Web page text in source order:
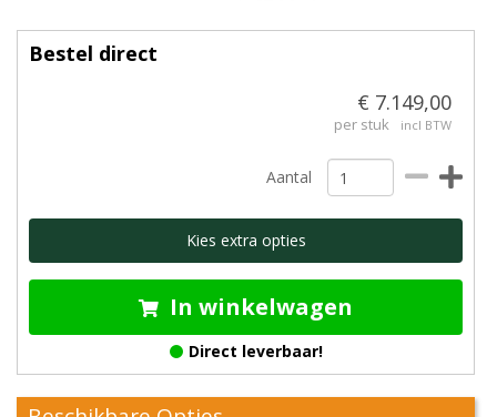
Bestel direct
€ 7.149,00
per stuk incl BTW
Aantal
Kies extra opties
In winkelwagen
Direct leverbaar!